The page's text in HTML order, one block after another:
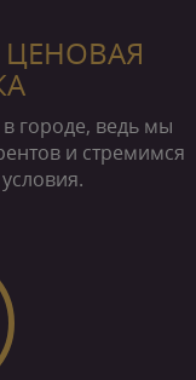
городе, ведь мы
и стремимся